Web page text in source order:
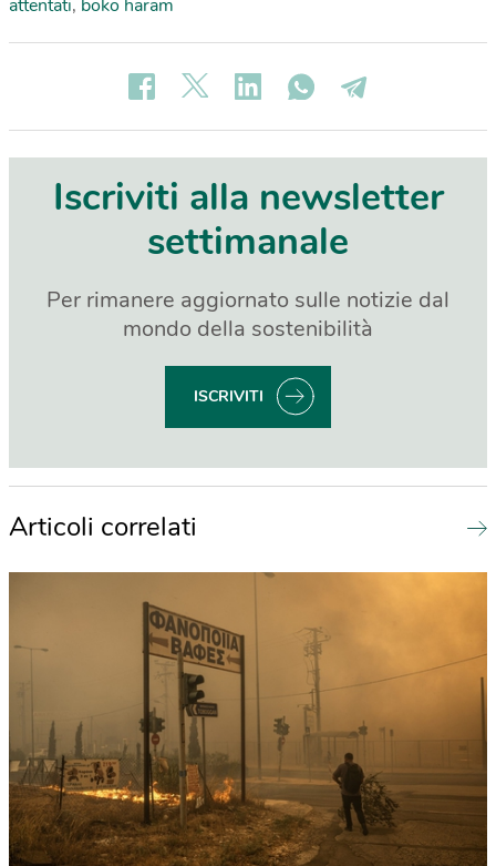
attentati, boko haram
Iscriviti alla newsletter
settimanale
Per rimanere aggiornato sulle notizie dal
mondo della sostenibilità
ISCRIVITI
Articoli correlati